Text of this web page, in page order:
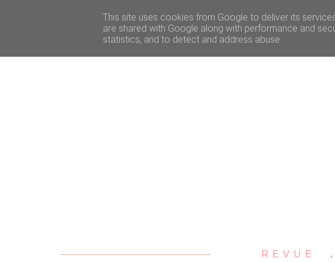
BEAUTÉ VOYAGE LIFESTYLE CULTURE
REVUE ,
This site uses cookies from Google to deliver its
are shared with Google along with performance and
statistics, and to detect and address abuse.